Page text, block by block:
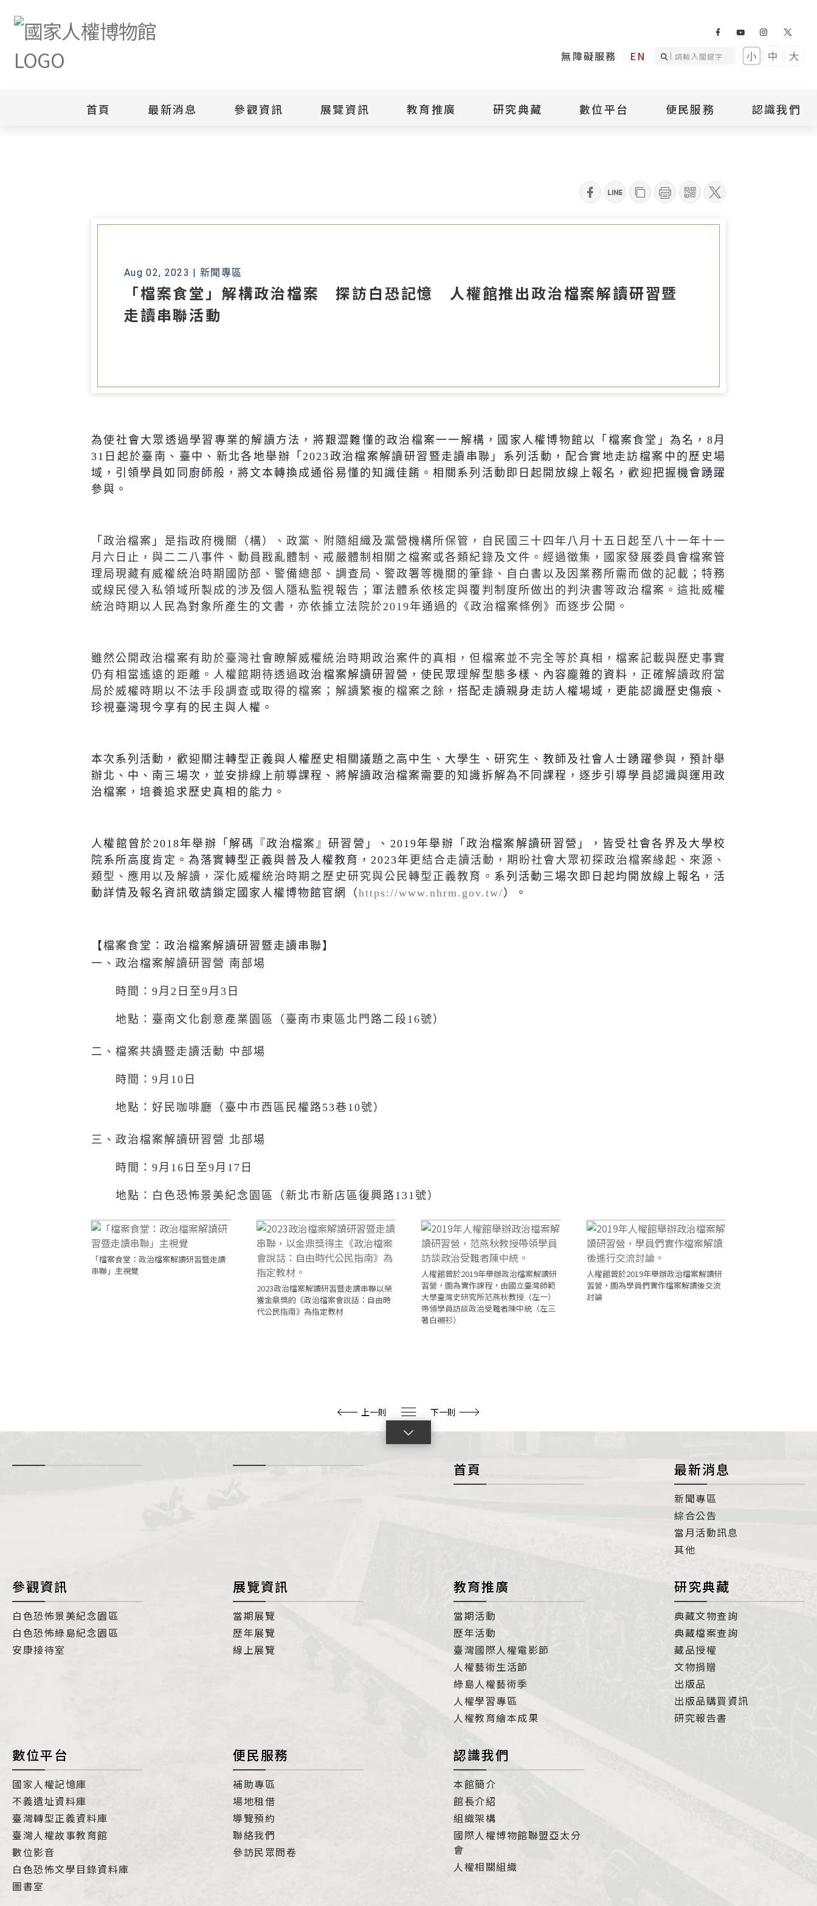
無障礙服務 EN
搜
小 中 大
首頁 最新消息 參觀資訊 展覽資訊 教育推廣 研究典藏 數位平台
庫
臺灣人權故事教育
便民服務
聯絡我們
參訪民眾問卷
認識我們
最新消息 「檔案食堂」解構政治檔案 探訪白恐記憶 人權館推出政治檔案解讀研習暨走讀串聯活動
qrcode
Aug 02, 2023 | 新聞專區
「檔案食堂」解構政治檔案 探訪白恐記憶 人權館推出政治檔案解讀研習暨
走讀串聯活動
為使社會大眾透過學習專業的解讀方法，將艱澀難懂的政治檔案一一解構，國家人權博物館以「檔案食堂」為名， 8月
31 日起於臺南、臺中、新北各地舉辦「2023政治檔案解讀研習暨走讀串聯」系列活動，配合實地走訪檔案中的歷史場
域，引領學員如同廚師般，將文本轉換成通俗易懂的知識佳餚。相關系列活動即日起開放線上報名，歡迎把握機會踴躍
參與。
「政治檔案 」 是指政府機關（構）、政黨、附隨組織及黨營機構所保管，自民國三十四年八月十五日起至八十一年十一
月六日止，與二二八事件、動員戡亂體制、戒嚴體制相關之檔案或各類紀錄及文件。經過徵集，國家發展委員會檔案管
理局現藏有威權統治時期國防部、警備總部、調查局、警政署等機關的筆錄、自白書以及因業務所需而做的記載；特務
或線民侵入私領域所製成的涉及個人隱私監視報告；軍法體系依核定與覆判制度所做出的判決書等政治檔案。這批威權
統治時期以人民為對象所產生的文書，亦依據立法院於2019年通過的《政治檔案條例》而逐步公開。
雖然公開政治檔案有助於臺灣社會瞭解威權統治時期政治案件的真相，但檔案並不完全等於真相，檔案記載與歷史事實
仍有相當遙遠的距離。人權館期待透過政治檔案解讀研習營，使民眾理解 型態多樣、內容龐雜的資料 ，正確解讀政府當
局於威權時期以不法手段調查或取得的檔案；解讀繁複的檔案之餘，搭配走讀親身走訪人權場域，更能認識歷史傷痕、
珍視臺灣現今享有的民主與人權。
本次系列活動，歡迎關注轉型正義與人權歷史相關議題之高中生、大學生、研究生、教師及社會人士踴躍參與，預計舉
辦北、中、南三場次，並安排線上前導課程、將解讀政治檔案需要的知識拆解為不同課程，逐步引導學員認識與運用政
治檔案，培養追求歷史真相的能力。
人權館曾於2018年舉辦「解碼『政治檔案』研習營」、 2019年舉辦「政治檔案解讀研習營」，皆受社會各界及大學校
院系所高度肯定。為落實轉型正義與普及人權教育， 2023年 更結合走讀活動，期盼社會大眾初探政治檔案緣起、來源、
類型、應用以及解讀，深化威權統治時期之歷史研究與公民轉型正義教育。 系列活動三場次即日起均開放線上報名，活
動詳情及報名資訊敬請鎖定國家人權博物館官網（ https://www.nhrm.gov.tw/ ）。
【檔案食堂：政治檔案解讀研習暨走讀串聯】
一、政治檔案解讀研習營 南部場
時間： 9月 2 日至9月 3 日
地點：臺南文化創意產業園區（臺南市東區北門路二段16號）
二、檔案共讀暨走讀活動 中部場
時間： 9月 10 日
地點：好民咖啡廳（臺中市西區民權路53巷10號）
三、政治檔案解讀研習營 北部場
時間： 9月 16 日至9月 17 日
地點：白色恐怖景美紀念園區（新北市新店區復興路131號）
「檔案食堂：政治檔案解讀研習暨走讀
串聯」主視覺
2023政治檔案解讀研習暨走讀串聯以榮
獲金鼎獎的《政治檔案會說話：自由時
代公民指南》為指定教材
人權館曾於2019年舉辦政治檔案解讀研
習營，圖為實作課程，由國立臺灣師範
大學臺灣史研究所范燕秋教授（左一）
帶領學員訪談政治受難者陳中統（左三
著白襯衫）
人權館曾於2019年舉辦政治檔案解讀研
習營，圖為學員們實作檔案解讀後交流
討論
上一則 下一則
點
首頁 最新消息
新聞專區
綜合公告
當月活動訊息
其他
參觀資訊
白色恐怖景美紀念園區
白色恐怖綠島紀念園區
安康接待室
展覽資訊
當期展覽
歷年展覽
線上展覽
教育推廣
當期活動
歷年活動
臺灣國際人權電影節
人權藝術生活節
綠島人權藝術季
人權學習專區
人權教育繪本成果
研究典藏
典藏文物查詢
典藏檔案查詢
藏品授權
文物捐贈
出版品
出版品購買資訊
研究報告書
數位平台
國家人權記憶庫
不義遺址資料庫
臺灣轉型正義資料庫
臺灣人權故事教育館
數位影音
白色恐怖文學目錄資料庫
圖書室
便民服務
補助專區
場地租借
導覽預約
聯絡我們
參訪民眾問卷
認識我們
本館簡介
館長介紹
組織架構
國際人權博物館聯盟亞太分
會
人權相關組織